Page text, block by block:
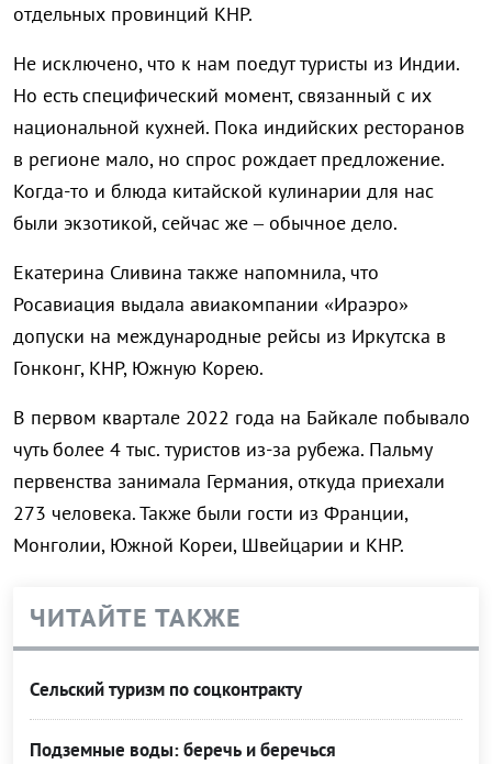
отдельных провинций КНР.
Не исключено, что к нам поедут туристы из Индии.
Но есть специфический момент, связанный с их
национальной кухней. Пока индийских ресторанов
в регионе мало, но спрос рождает предложение.
Когда-то и блюда китайской кулинарии для нас
были экзотикой, сейчас же – обычное дело.
Екатерина Сливина также напомнила, что
Росавиация выдала авиакомпании «Ираэро»
допуски на международные рейсы из Иркутска в
Гонконг, КНР, Южную Корею.
В первом квартале 2022 года на Байкале побывало
чуть более 4 тыс. туристов из-за рубежа. Пальму
первенства занимала Германия, откуда приехали
273 человека. Также были гости из Франции,
Монголии, Южной Кореи, Швейцарии и КНР.
ЧИТАЙТЕ ТАКЖЕ
Сельский туризм по соцконтракту
Подземные воды: беречь и беречься